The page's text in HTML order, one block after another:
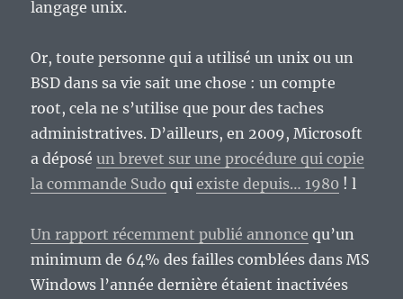
langage unix.
Or, toute personne qui a utilisé un unix ou un
BSD dans sa vie sait une chose : un compte
root, cela ne s’utilise que pour des taches
administratives. D’ailleurs, en 2009, Microsoft
a déposéun brevet sur une procédure qui copie
la commande Sudo quiexiste depuis… 1980 ! l
Un rapport récemment publié annonce qu’un
minimum de 64% des failles comblées dans MS
Windows l’année dernière étaient inactivées